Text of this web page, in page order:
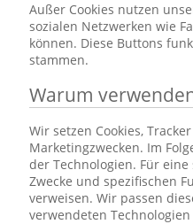
Außer Cookies nutzen
sozialen Netzwerken wie
können. Diese Buttons
stammen.
Warum
Wir setzen Cookies,
Marketingzwecken. Im
der Technologien. Für
Zwecke und spezifischen
verweisen. Wir passen
verwendeten